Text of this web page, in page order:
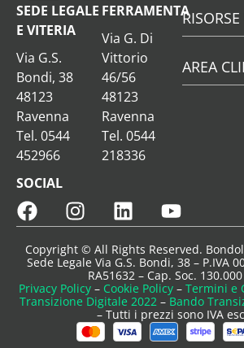
SEDE LEGALE
E VITERIA
Via G.S.
Bondi, 38
48123
Ravenna
Tel. 0544
452966
FERRAMENTA
Via G. Di
Vittorio
46/56
48123
Ravenna
Tel. 0544
218336
SOCIAL
AREA
Copyright © All Rights Reserved.
Sede Legale Via G.S. Bondi, 38 – P.IVA
RA51632 – Cap. Soc.
Privacy Policy – Cookie Policy – Termini e
Transizione Digitale 2022 – Bando
– Tutti i prezzi sono IVA